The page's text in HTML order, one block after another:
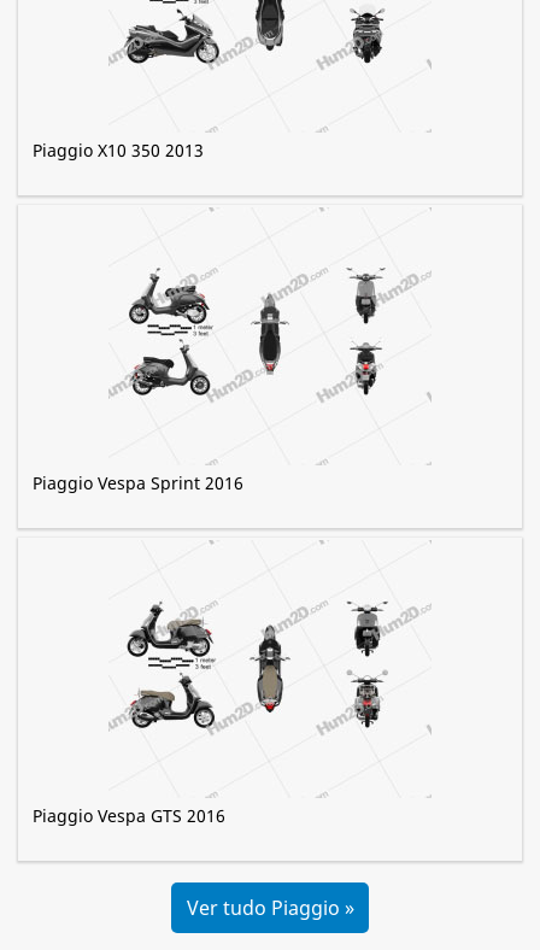
Piaggio X10 350 2013
Piaggio Vespa Sprint 2016
Piaggio Vespa GTS 2016
Ver tudo Piaggio »